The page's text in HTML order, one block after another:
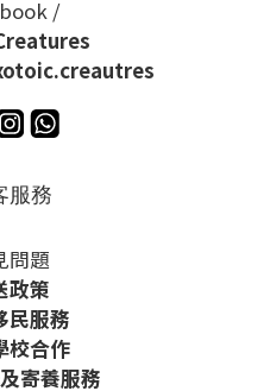
/
服務
問題
政策
民服務
校合作
寄養服務